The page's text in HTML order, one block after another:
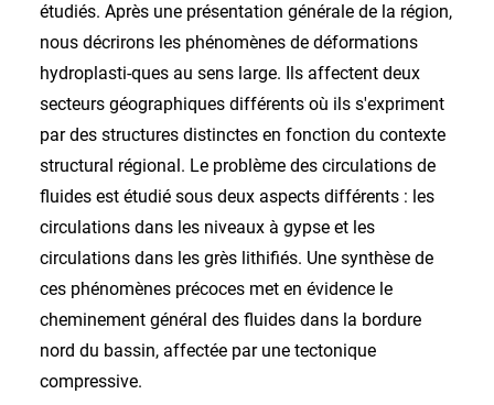
étudiés. Après une présentation générale de la région,
nous décrirons les phénomènes de déformations
hydroplasti-ques au sens large. Ils affectent deux
secteurs géographiques différents où ils s'expriment
par des structures distinctes en fonction du contexte
structural régional. Le problème des circulations de
fluides est étudié sous deux aspects différents : les
circulations dans les niveaux à gypse et les
circulations dans les grès lithifiés. Une synthèse de
ces phénomènes précoces met en évidence le
cheminement général des fluides dans la bordure
nord du bassin, affectée par une tectonique
compressive.